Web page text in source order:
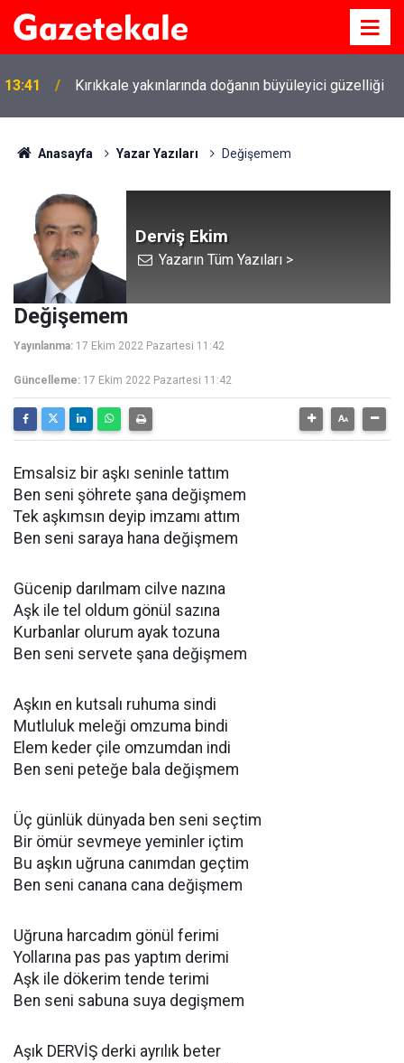
13:41 Kırıkkale yakınlarında doğanın büyüleyici güzelliği
Anasayfa Yazar Yazıları Değişemem
Derviş Ekim
Yazarın Tüm Yazıları >
Değişemem
Yayınlanma: 17 Ekim 2022 Pazartesi 11:42
Güncelleme: 17 Ekim 2022 Pazartesi 11:42
Emsalsiz bir aşkı seninle tattım
Ben seni şöhrete şana değişmem
Tek aşkımsın deyip imzamı attım
Ben seni saraya hana değişmem
Gücenip darılmam cilve nazına
Aşk ile tel oldum gönül sazına
Kurbanlar olurum ayak tozuna
Ben seni servete şana değişmem
Aşkın en kutsalı ruhuma sindi
Mutluluk meleği omzuma bindi
Elem keder çile omzumdan indi
Ben seni peteğe bala değişmem
Üç günlük dünyada ben seni seçtim
Bir ömür sevmeye yeminler içtim
Bu aşkın uğruna canımdan geçtim
Ben seni canana cana değişmem
Uğruna harcadım gönül ferimi
Yollarına pas pas yaptım derimi
Aşk ile dökerim tende terimi
Ben seni sabuna suya degişmem
Aşık DERVİŞ derki ayrılık beter